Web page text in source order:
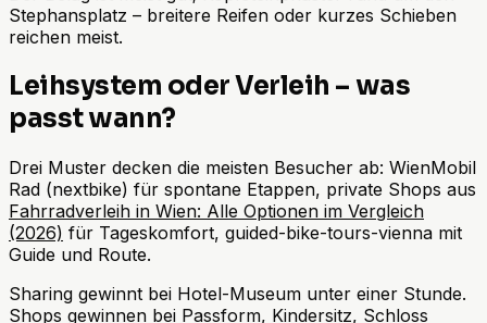
Stephansplatz – breitere Reifen oder kurzes Schieben
reichen meist.
Leihsystem oder Verleih – was
passt wann?
Drei Muster decken die meisten Besucher ab: WienMobil
Rad (nextbike) für spontane Etappen, private Shops aus
Fahrradverleih in Wien: Alle Optionen im Vergleich
(2026) für Tageskomfort, guided-bike-tours-vienna mit
Guide und Route.
Sharing gewinnt bei Hotel-Museum unter einer Stunde.
Shops gewinnen bei Passform, Kindersitz, Schloss